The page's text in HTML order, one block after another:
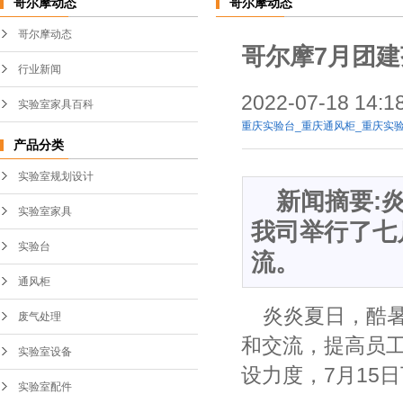
哥尔摩动态
哥尔摩动态
行业新闻
实验室家具百科
产品分类
实验室规划设计
实验室家具
实验台
通风柜
废气处理
实验室设备
实验室配件
哥尔摩动态
哥尔摩7月团
2022-07-18
重庆实验台_重庆通风柜_重庆实
新闻摘要:
我司举行了
流。
炎炎夏日，酷
和交流，提高员
设力度，7月15